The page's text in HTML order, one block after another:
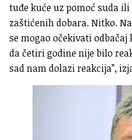
tuđe kuće uz pomoć suda
zaštićenih dobara. Nitko.
se mogao očekivati
da četiri godine nije bilo
sad nam dolazi reakcija”,